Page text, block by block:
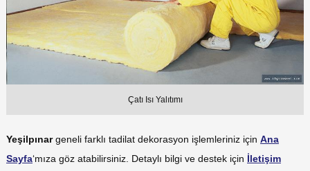
Çatı Isı Yalıtımı
Yeşilpınargeneli farklı tadilat dekorasyon işlemleriniz için Ana
Sayfa‘mıza göz atabilirsiniz. Detaylı bilgi ve destek için İletişim